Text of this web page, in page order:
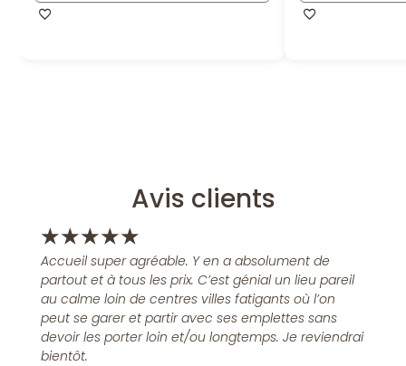
Avis clients
★★★★★
Accueil super agréable. Y en a absolument de
partout et à tous les prix. C’est génial un lieu pareil
au calme loin de centres villes fatigants où l’on
peut se garer et partir avec ses emplettes sans
devoir les porter loin et/ou longtemps. Je reviendrai
bientôt.